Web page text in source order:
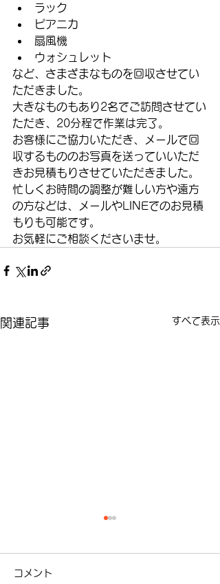
ラック
ピアニカ
扇風機
ウォシュレット
など、さまざまなものを回収させてい
ただきました。
大きなものもあり2名でご訪問させてい
ただき、20分程で作業は完了。
お客様にご協力いただき、メールで回
収するもののお写真を送っていいただ
きお見積もりさせていただきました。
忙しくお時間の調整が難しい方や遠方
の方などは、メールやLINEでのお見積
もりも可能です。
お気軽にご相談くださいませ。
関連記事 すべて表示
コメント